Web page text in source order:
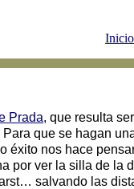
Inicio
Prada, que resulta
que se hagan
éxito nos hace
por ver la silla de la
salvando las